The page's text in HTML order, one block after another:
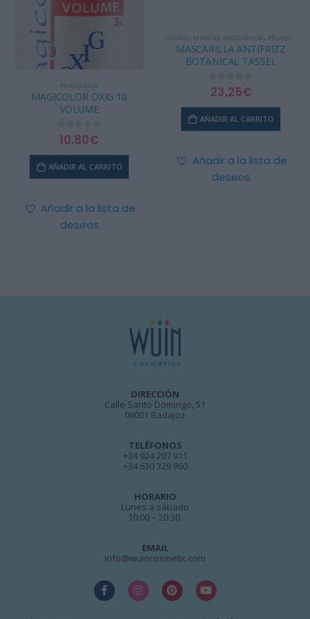
PELUQUERÍA
MAGICOLOR OXIG 10
VOLUME
0out of 5
10,80€
AÑADIR AL CARRITO
Añadir a la lista de
deseos
LAVADO MARCAS MASCARILLAS PELUQUERÍA
MASCARILLA ANTIFRIZZ
BOTANICAL TASSEL
0out of 5
23,25€
AÑADIR AL CARRITO
Añadir a la lista de
deseos
DIRECCIÓN
Calle Santo Domingo, 51
06001 Badajoz
TELÉFONOS
+34 924 207 911
+34 630 329 960
HORARIO
Lunes a sábado
10:00 – 20:30
EMAIL
info@wuincosmetic.com